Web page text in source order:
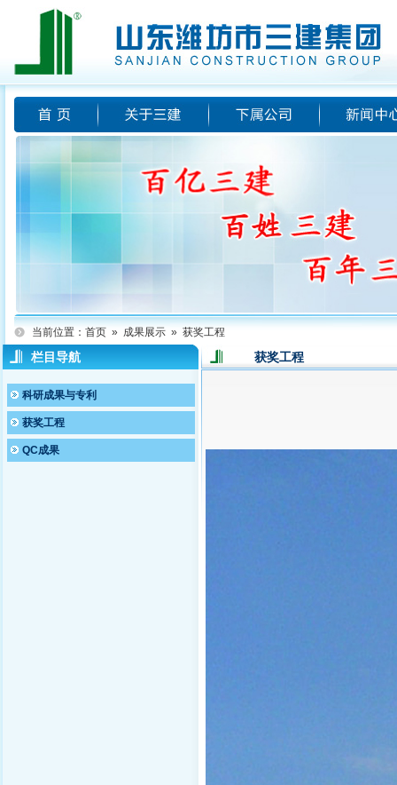
当前位置： 首页 » 成果展示 » 获奖工程
栏目导航
科研成果与专利
获奖工程
QC成果
获奖工程